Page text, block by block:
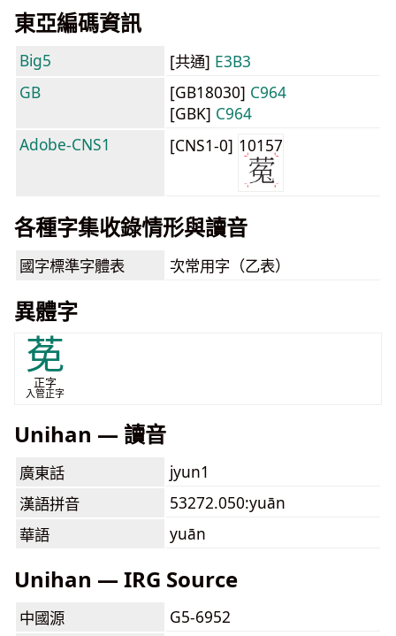
東亞編碼資訊
Big5 [共通] E3B3
GB
[GB18030] C964
[GBK] C964
Adobe-CNS1
[CNS1-0] 10157
各種字集收錄情形與讀音
國字標準字體表 次常用字（乙表）
異體字
莬
正字
入管正字
Unihan — 讀音
廣東話
jyun1
漢語拼音
53272.050:yuān
華語
yuān
Unihan — IRG Source
中國源
G5-6952